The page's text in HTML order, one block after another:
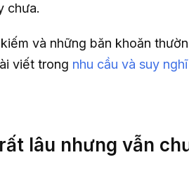
chưa.
và những băn khoăn
viết trong nhu cầu và suy
lâu nhưng vẫn